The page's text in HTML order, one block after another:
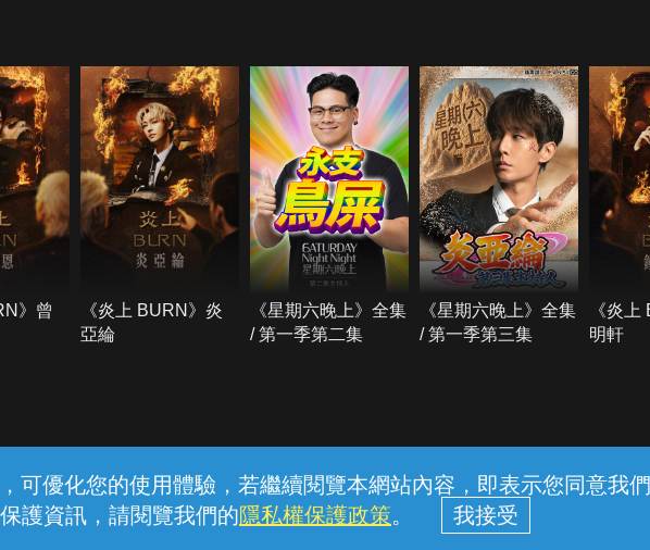
可優化您的使用體驗，若繼續閱覽本網站內容，即表示您同意我
護資訊，請閱覽我們的隱私權保護政策。
》曾
《炎上 BURN》炎
亞綸
《星期六晚上》全集
/ 第一季第二集
《星期六晚上》全集
/ 第一季第三集
《炎
明軒
線上客服 服務條款 隱私權保護
中華電信股份有限公司個人家庭分公司 (統一編號：96979949) © 2026